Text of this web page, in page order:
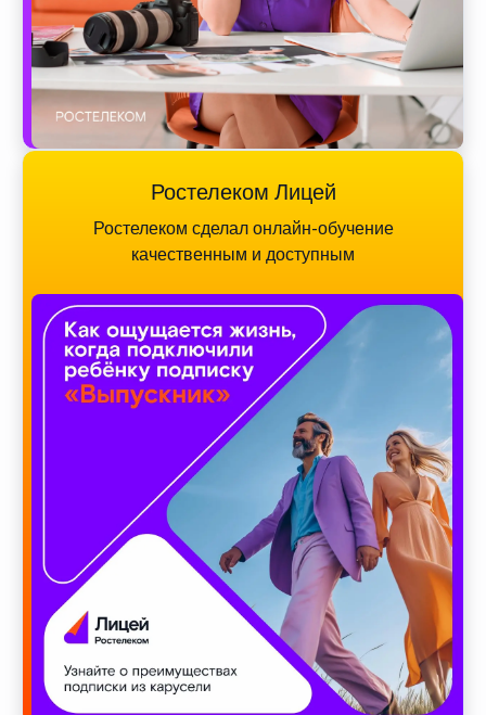
Ростелеком Лицей
Ростелеком сделал онлайн-обучение
качественным и доступным